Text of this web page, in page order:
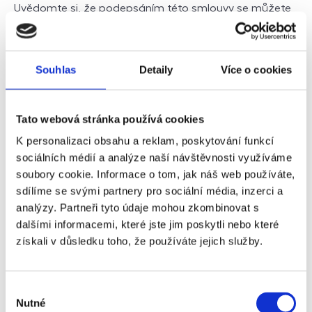
Souhlas Detaily Více o cookies
Tato webová stránka používá cookies
K personalizaci obsahu a reklam, poskytování funkcí
sociálních médií a analýze naší návštěvnosti využíváme
soubory cookie. Informace o tom, jak náš web používáte,
sdílíme se svými partnery pro sociální média, inzerci a
analýzy. Partneři tyto údaje mohou zkombinovat s
dalšími informacemi, které jste jim poskytli nebo které
získali v důsledku toho, že používáte jejich služby.
souhlasu
Nutné
Uvědomte si, že podepsáním této smlouvy se můžete
zavázat k nákupu nemovitosti a být povinni zaplatit
rezervační poplatek, i když se později rozhodnete od
rezervační smlouva obsahovala ustanovení umožňující
odstoupení od smlouvy v případě, že nedojde ke shodě
Je důležité být obezřetný a pečlivě
zvažovat každý krok při jednání s realitními
makléři, abyste minimalizovali rizika
spojená s prodejem či nákupem
nemovitostí.